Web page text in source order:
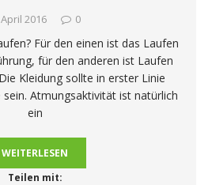
2016 0
Für den einen ist das Laufen
für den anderen ist Laufen
Kleidung sollte in erster Linie
Atmungsaktivität ist natürlich
ein
WEITERLESEN
Teilen mit: